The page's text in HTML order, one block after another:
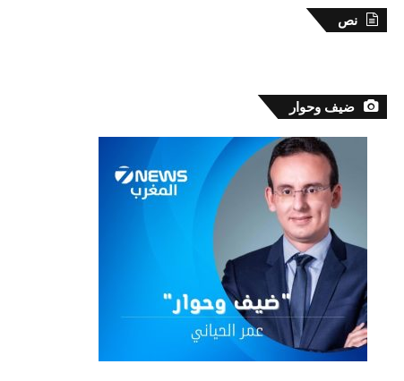
نص
ضيف وحوار